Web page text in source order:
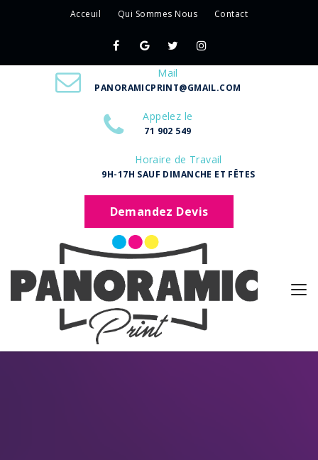
Acceuil Qui Sommes Nous Contact
Mail
PANORAMICPRINT@GMAIL.COM
Appelez le
71 902 549
Horaire de Travail
9H-17H SAUF DIMANCHE ET FÊTES
Demandez Devis